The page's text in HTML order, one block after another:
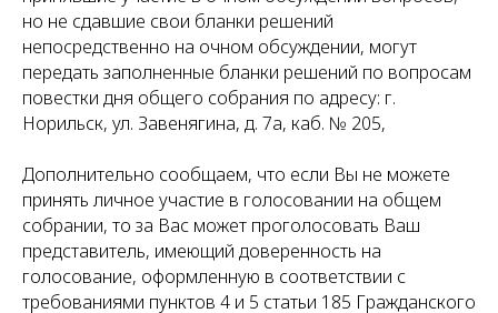
но не сдавшие свои бланки решений
непосредственно на очном обсуждении, могут
передать заполненные бланки решений по вопросам
повестки дня общего собрания по адресу: г.
Норильск, ул. Завенягина, д. 7а, каб. № 205,
Дополнительно сообщаем, что если Вы не можете
принять личное участие в голосовании на общем
собрании, то за Вас может проголосовать Ваш
представитель, имеющий доверенность на
голосование, оформленную в соответствии с
требованиями пунктов 4 и 5 статьи 185 Гражданского